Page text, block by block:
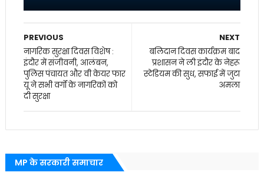
NEXT
बलिदान दिवस कार्यक्रम बाद
प्रशासन ने ली इंदौर के नेहरू
स्टेडियम की सुध, सफाई में जुटा
अमला
PREVIOUS
नागरिक सुरक्षा दिवस विशेष :
इंदौर में संजीवनी, आलंबन,
पुलिस पंचायत और वी केयर फार
यू ने सभी वर्गों के नागरिकों को
दी सुरक्षा
MP के सरकारी समाचार